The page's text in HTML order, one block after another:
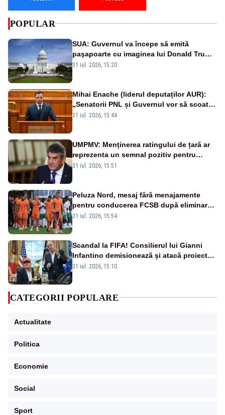
POPULAR
SUA: Guvernul va începe să emită
paşapoarte cu imaginea lui Donald Trump
începând cu 8 august
31 iul. 2026, 15:20
Mihai Enache (liderul deputaților AUR):
„Senatorii PNL și Guvernul vor să scoată
la vânzare bunuri publice pentru a stinge
31 iul. 2026, 15:44
UMPMV: Menținerea ratingului de țară ar
reprezenta un semnal pozitiv pentru
România. Autoritățile trebuie să continue
31 iul. 2026, 15:51
Peluza Nord, mesaj fără menajamente
pentru conducerea FCSB după eliminarea
rușinoasă din Conference League
31 iul. 2026, 15:54
Scandal la FIFA! Consilierul lui Gianni
Infantino demisionează și atacă proiectul
privind investitorii străini
31 iul. 2026, 15:10
CATEGORII POPULARE
Actualitate
Politica
Economie
Social
Sport